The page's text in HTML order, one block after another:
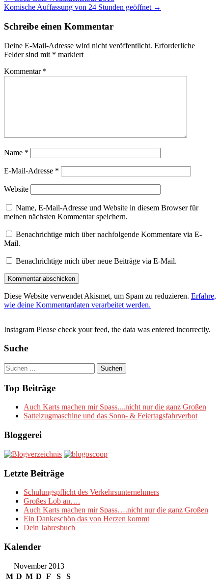
navigation
Komische Auffassung von 24 Stunden geöffnet →
Schreibe einen Kommentar
Deine E-Mail-Adresse wird nicht veröffentlicht. Erforderliche
Felder sind mit * markiert
Kommentar *
Name *
E-Mail-Adresse *
Website
Name, E-Mail-Adresse und Website in diesem Browser für
meinen nächsten Kommentar speichern.
Benachrichtige mich über nachfolgende Kommentare via E-
Mail.
Benachrichtige mich über neue Beiträge via E-Mail.
Diese Website verwendet Akismet, um Spam zu reduzieren. Erfahre,
wie deine Kommentardaten verarbeitet werden.
Instagram Please check your feed, the data was entered incorrectly.
Suche
Suchen
nach:
Top Beiträge
Auch Karts machen mir Spass....nicht nur die ganz Großen
Sattelzugmaschine und das Sonn- & Feiertagsfahrverbot
Bloggerei
Letzte Beiträge
Schulungspflicht des Verkehrsunternehmers
Großes Lob an….
Auch Karts machen mir Spass….nicht nur die ganz Großen
Ein Dankeschön das von Herzen kommt
Dein Jahresbuch
Kalender
November 2013
M D M D F S S